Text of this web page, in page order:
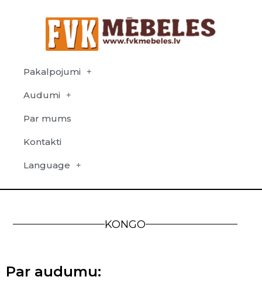
Pakalpojumi
Audumi
Par mums
Kontakti
Language
KONGO
Par audumu: